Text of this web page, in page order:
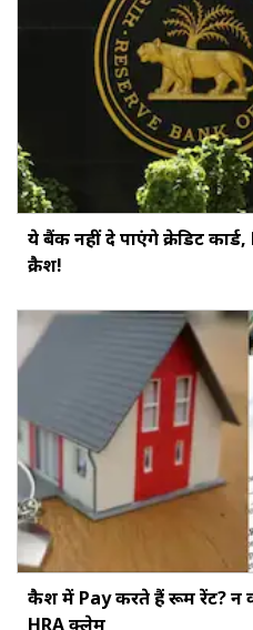
ये बैंक नहीं दे पाएंगे क्रेडिट
क्रैश!
कैश में Pay करते हैं रूम रेंट? न
HRA क्लेम